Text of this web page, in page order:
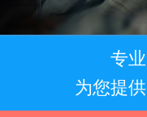
专
为您提